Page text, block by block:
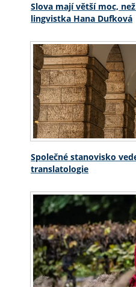
Slova mají větší moc,
lingvistka Hana Dufková
Společné stanovisko
translatologie